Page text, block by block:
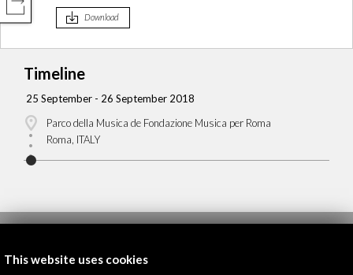
COMPARTIR
Download
Timeline
25 September - 26 September 2018
Parco della Musica de Fondazione Musica per Roma
Roma, ITALY
This website uses cookies